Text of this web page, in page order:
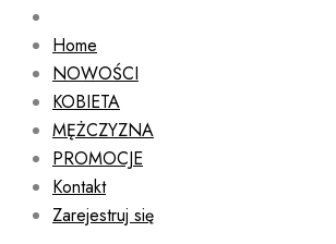
Home
NOWOŚCI
KOBIETA
MĘŻCZYZNA
PROMOCJE
Kontakt
Zarejestruj się